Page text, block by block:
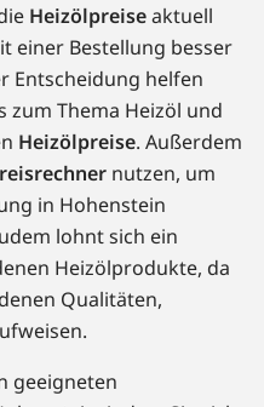
Heizölpreiseaktuell
einer Bestellung besser
Entscheidung helfen
zum Thema Heizöl und
Heizölpreise. Außerdem
nutzen, um
in Hohenstein
lohnt sich ein
Heizölprodukte, da
Qualitäten,
geeigneten